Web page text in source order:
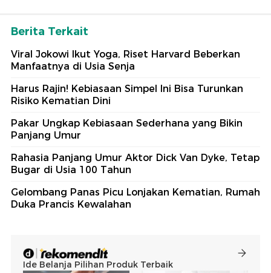
Berita Terkait
Viral Jokowi Ikut Yoga, Riset Harvard Beberkan
Manfaatnya di Usia Senja
Harus Rajin! Kebiasaan Simpel Ini Bisa Turunkan
Risiko Kematian Dini
Pakar Ungkap Kebiasaan Sederhana yang Bikin
Panjang Umur
Rahasia Panjang Umur Aktor Dick Van Dyke, Tetap
Bugar di Usia 100 Tahun
Gelombang Panas Picu Lonjakan Kematian, Rumah
Duka Prancis Kewalahan